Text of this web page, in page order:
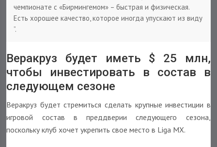
чемпионате с «Бирмингемом» – быстрая и физическая.
Есть хорошее качество, которое иногда упускают из виду​
”.
Веракруз будет иметь $ 25 млн,
чтобы инвестировать в состав в
следующем сезоне
Веракруз будет стремиться сделать крупные инвестиции в
игровой состав в преддверии следующего сезона,
поскольку клуб хочет укрепить свое место в Liga MX.